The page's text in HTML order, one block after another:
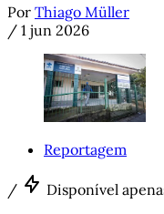
Por Thiago Müller
/ 1 jun 2026
Reportagem
/ Disponível